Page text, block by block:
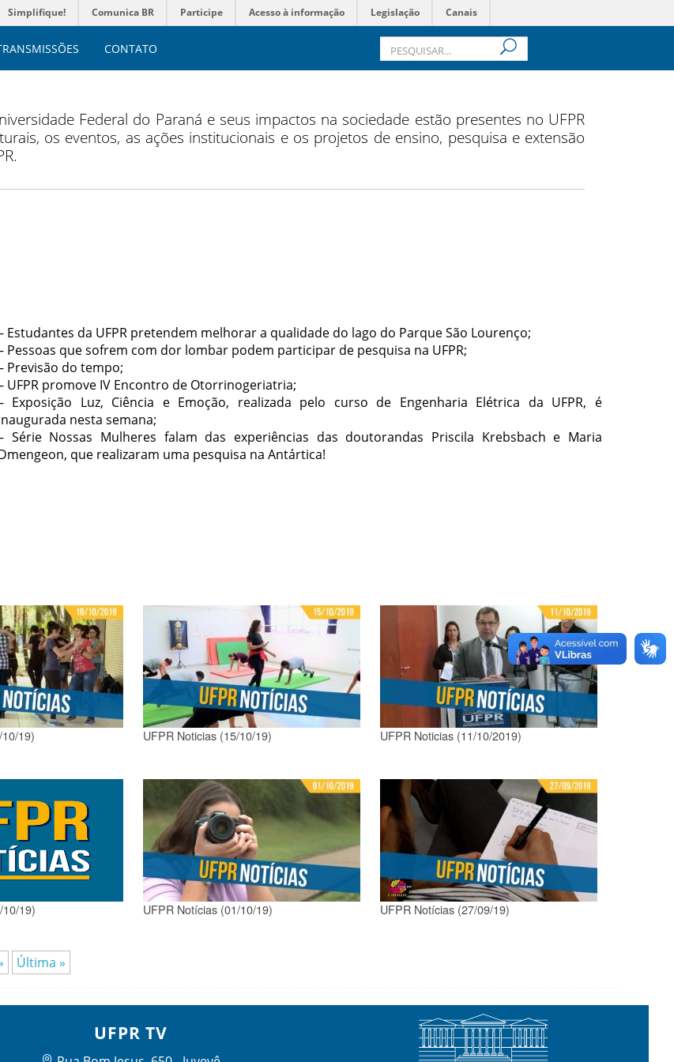
Simplifique! Comunica BR Participe Acesso à informação Legislação Canais
CONTATO
Federal do Paraná e seus impactos na sociedade estão presentes no UFPR
os eventos, as ações institucionais e os projetos de ensino, pesquisa e extensão
Estudantes da UFPR pretendem melhorar a qualidade do lago do Parque São Lourenço;
Pessoas que sofrem com dor lombar podem participar de pesquisa na UFPR;
Previsão do tempo;
UFPR promove IV Encontro de Otorrinogeriatria;
Exposição Luz, Ciência e Emoção, realizada pelo curso de Engenharia Elétrica da UFPR, é
nesta semana;
Série Nossas Mulheres falam das experiências das doutorandas Priscila Krebsbach e Maria
que realizaram uma pesquisa na Antártica!
19) UFPR Noticias (15/10/19) UFPR Noticias (11/10/2019)
19) UFPR Notícias (01/10/19) UFPR Notícias (27/09/19)
Última »
UFPR TV